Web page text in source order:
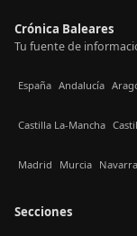
Crónica Baleares
Tu fuente de
España Andalucía
Castilla La-Mancha
Madrid Murcia Navarra
Secciones